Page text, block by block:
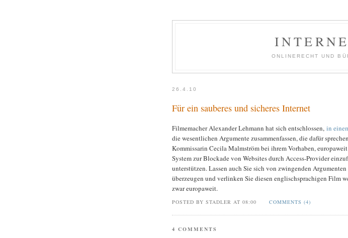
ONLINERECHT UND
26.4.10
Für ein sauberes und sicheres Internet
Filmemacher Alexander Lehmann hat sich entschlossen, in
die wesentlichen Argumente zusammenfassen, die dafür
Kommissarin Cecila Malmström bei ihrem Vorhaben,
System zur Blockade von Websites durch Access-Provider
unterstützen. Lassen auch Sie sich von zwingenden Argumenten
überzeugen und verlinken Sie diesen englischsprachigen Film
zwar europaweit.
POSTED BY STADLER AT 08:00 COMMENTS (4)
4 COMMENTS